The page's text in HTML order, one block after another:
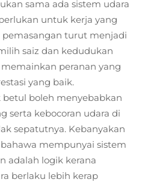
sama ada sistem udara
untuk kerja yang
pemasangan turut menjadi
saiz dan kedudukan
peranan yang
yang baik.
boleh menyebabkan
serta kebocoran udara di
sepatutnya. Kebanyakan
mempunyai sistem
adalah logik kerana
berlaku lebih kerap